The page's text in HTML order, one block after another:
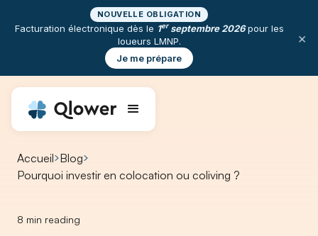
NOUVELLE OBLIGATION
Facturation électronique dès le 1erseptembre 2026pour les
loueurs LMNP.
Je me prépare
×
Accueil Blog
Pourquoi investir en colocation ou coliving ?
8 min reading